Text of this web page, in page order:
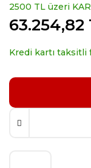
2500 TL üzeri
63.254,82
Kredi kartı taksitli